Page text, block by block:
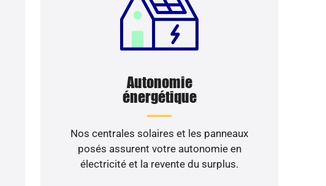
Autonomie
énergétique
Nos centrales solaires et les panneaux
posés assurent votre autonomie en
électricité et la revente du surplus.